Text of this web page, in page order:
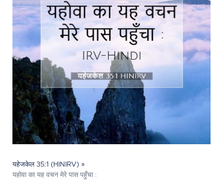
यहेजकेल 35:1 (HINIRV) »
यहोवा का यह वचन मेरे पास पहुँचा :